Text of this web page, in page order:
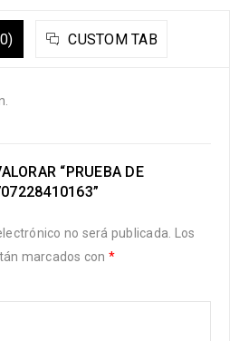
CUSTOM TAB
“PRUEBA DE
no será publicada.
Los
marcados con *